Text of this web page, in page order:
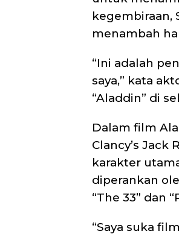
kegembiraan,
menambah
“Ini adalah
saya,” kata
“Aladdin” di
Dalam film
Clancy’s
karakter
diperankan
“The 33” dan
“Saya suka